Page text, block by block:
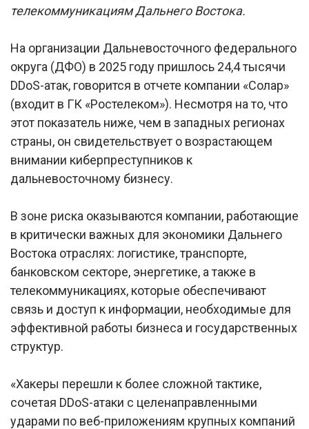
телекоммуникациям Дальнего Востока.
На организации Дальневосточного федерального
округа (ДФО) в 2025 году пришлось 24,4 тысячи
DDoS-атак, говорится в отчете компании «Солар»
(входит в ГК «Ростелеком»). Несмотря на то, что
этот показатель ниже, чем в западных регионах
страны, он свидетельствует о возрастающем
внимании киберпреступников к
дальневосточному бизнесу.
В зоне риска оказываются компании, работающие
в критически важных для экономики Дальнего
Востока отраслях: логистике, транспорте,
банковском секторе, энергетике, а также в
телекоммуникациях, которые обеспечивают
связь и доступ к информации, необходимые для
эффективной работы бизнеса и государственных
структур.
«Хакеры перешли к более сложной тактике,
сочетая DDoS-атаки с целенаправленными
ударами по веб-приложениям крупных компаний